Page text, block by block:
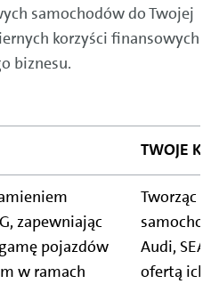
samochodów do Twojej
korzyści finansowych
biznesu.
TWOJE
zapewniając
pojazdów
w ramach
Tworząc
Audi,
ofertą ich